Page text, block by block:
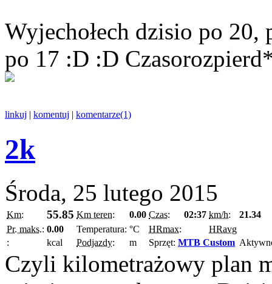
Wyjechołech dzisio po 20,
po 17 :D :D
linkuj | komentuj | komentarze(1)
2k
Środa, 25 lutego 2015
Km: 55.85 Km teren: 0.00 Czas: 02:37 km/h:
21.34
Pr. maks.: 0.00 Temperatura: °C HRmax:
HRavg
:
kcal Podjazdy: m Sprzęt: MTB Custom
Czyli kilometrażowy plan